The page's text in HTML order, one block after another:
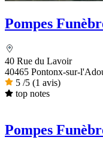
Pompes
40 Rue du Lavoir
40465 Pontonx-sur-
5 /5 (1 avis)
top notes
Pompes